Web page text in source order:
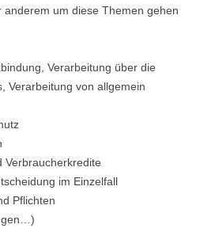
um diese Themen gehen
Verarbeitung über die
Verarbeitung von allgemein
Verbraucherkredite
im Einzelfall
Pflichten